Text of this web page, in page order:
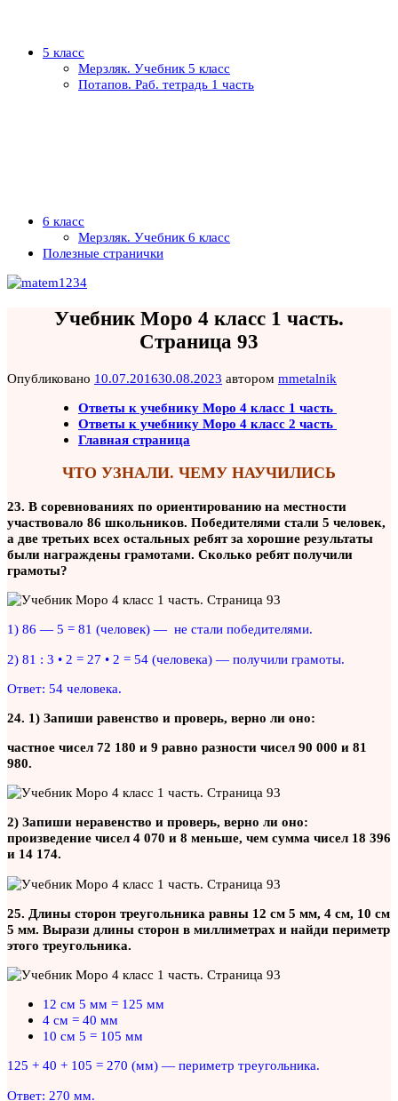
5 класс
Мерзляк. Учебник 5 класс
Потапов. Раб. тетрадь 1 часть
6 класс
Мерзляк. Учебник 6 класс
Полезные странички
Учебник Моро 4 класс 1 часть.
Страница 93
Опубликовано 10.07.201630.08.2023 автором mmetalnik
Ответы к учебнику Моро 4 класс 1 часть
Ответы к учебнику Моро 4 класс 2 часть
Главная страница
ЧТО УЗНАЛИ. ЧЕМУ НАУЧИЛИСЬ
23. В соревнованиях по ориентированию на местности
участвовало 86 школьников. Победителями стали 5 человек,
а две третьих всех остальных ребят за хорошие результаты
были награждены грамотами. Сколько ребят получили
грамоты?
1) 86 — 5 = 81 (человек) — не стали победителями.
2) 81 : 3 • 2 = 27 • 2 = 54 (человека) — получили грамоты.
Ответ: 54 человека.
24. 1) Запиши равенство и проверь, верно ли оно:
частное чисел 72 180 и 9 равно разности чисел 90 000 и 81
980.
2) Запиши неравенство и проверь, верно ли оно:
произведение чисел 4 070 и 8 меньше, чем сумма чисел 18 396
и 14 174.
25. Длины сторон треугольника равны 12 см 5 мм, 4 см, 10 см
5 мм. Вырази длины сторон в миллиметрах и найди периметр
этого треугольника.
12 см 5 мм = 125 мм
4 см = 40 мм
10 см 5 = 105 мм
125 + 40 + 105 = 270 (мм) — периметр треугольника.
Ответ: 270 мм.